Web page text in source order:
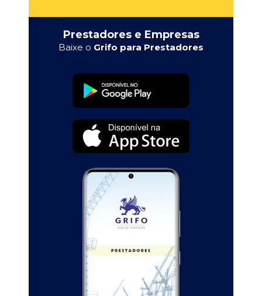
Prestadores e Empresas
Baixe o Grifo para Prestadores